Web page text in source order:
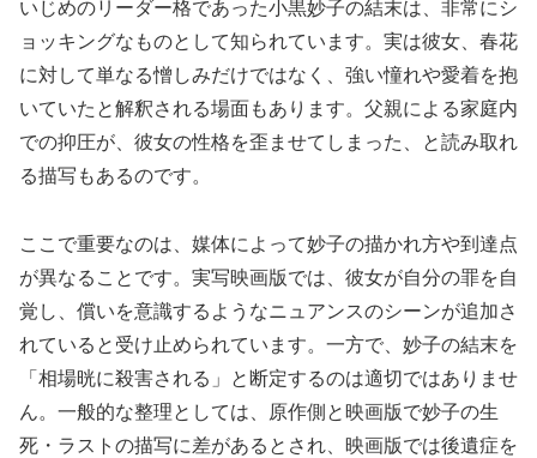
いじめのリーダー格であった小黒妙子の結末は、非常にシ
ョッキングなものとして知られています。実は彼女、春花
に対して単なる憎しみだけではなく、強い憧れや愛着を抱
いていたと解釈される場面もあります。父親による家庭内
での抑圧が、彼女の性格を歪ませてしまった、と読み取れ
る描写もあるのです。
ここで重要なのは、媒体によって妙子の描かれ方や到達点
が異なることです。実写映画版では、彼女が自分の罪を自
覚し、償いを意識するようなニュアンスのシーンが追加さ
れていると受け止められています。一方で、妙子の結末を
「相場晄に殺害される」と断定するのは適切ではありませ
ん。一般的な整理としては、原作側と映画版で妙子の生
死・ラストの描写に差があるとされ、映画版では後遺症を